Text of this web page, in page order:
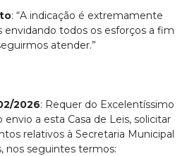
: “A indicação é extremamente
todos os esforços a fim
atender.”
2026: Requer do Excelentíssimo
a esta Casa de Leis, solicitar
relativos à Secretaria Municipal
nos seguintes termos: